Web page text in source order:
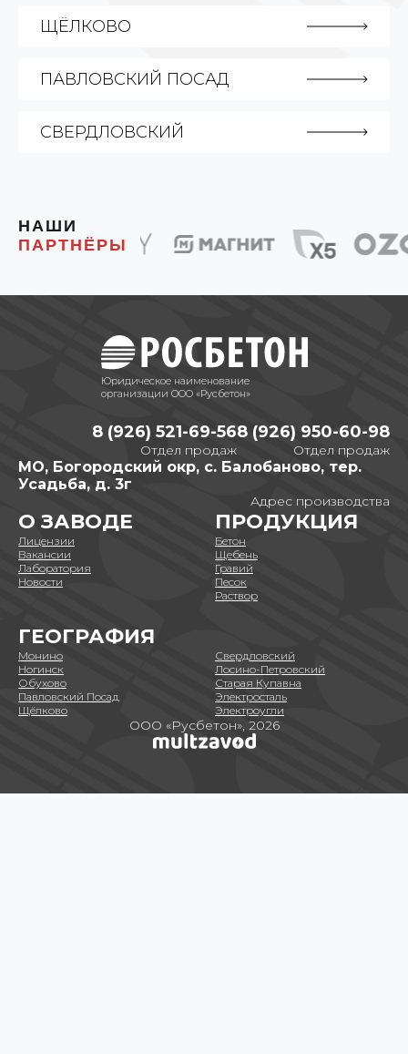
ЩЁЛКОВО
ПАВЛОВСКИЙ ПОСАД
СВЕРДЛОВСКИЙ
НАШИ
ПАРТНЁРЫ
Юридическое наименование
организации ООО «Русбетон»
8 (926) 521-69-56
Отдел продаж
8 (926) 950-60-98
Отдел продаж
МО, Богородский окр, с. Балобаново, тер.
Усадьба, д. 3г
Адрес производства
О ЗАВОДЕ
Лицензии
Вакансии
Лаборатория
Новости
ПРОДУКЦИЯ
Бетон
Щебень
Гравий
Песок
Раствор
ГЕОГРАФИЯ
Монино
Ногинск
Обухово
Павловский Посад
Щёлково
Свердловский
Лосино-Петровский
Старая Купавна
Электросталь
Электроугли
ООО «Русбетон», 2026